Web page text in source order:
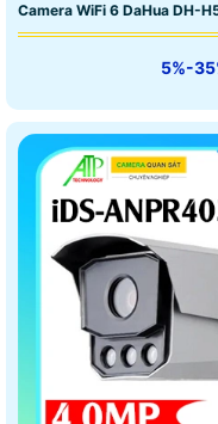
Camera WiFi 6 DaHua DH-
5%-